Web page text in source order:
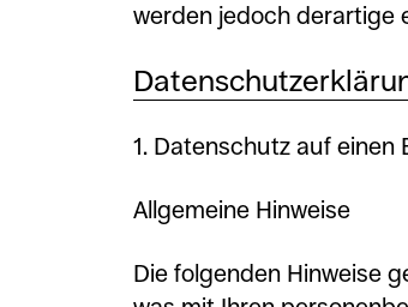
werden jedoch derartige
1. Datenschutz auf einen
Allgemeine Hinweise
Die folgenden Hinweise